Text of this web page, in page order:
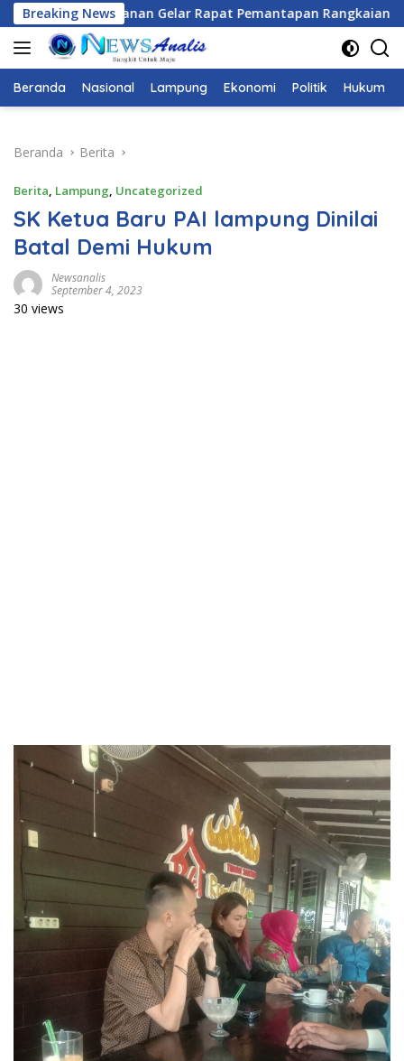
Langsung
ke
konten
Breaking News
Pemantapan Rangkaian Kegiatan HUT Ke-81 RI Tahun 2026
Beranda Nasional Lampung Ekonomi Politik Hukum
Beranda Berita
Berita, Lampung, Uncategorized
SK Ketua Baru PAI lampung Dinilai
Batal Demi Hukum
Newsanalis
September 4, 2023
30 views